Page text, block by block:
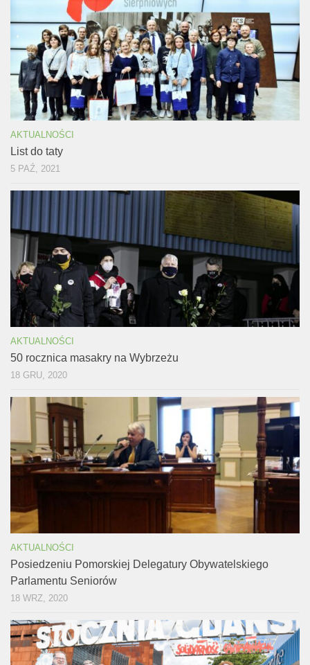
AKTUALNOŚCI
List do taty
5 PAŹ, 2021
AKTUALNOŚCI
50 rocznica masakry na Wybrzeżu
18 GRU, 2020
AKTUALNOŚCI
Posiedzeniu Pomorskiej Delegatury Obywatelskiego
Parlamentu Seniorów
18 WRZ, 2020